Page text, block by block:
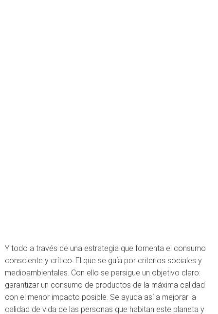
Y todo a través de una estrategia que fomenta el consumo
consciente y crítico. El que se guía por criterios sociales y
medioambientales. Con ello se persigue un objetivo claro:
garantizar un consumo de productos de la máxima calidad
con el menor impacto posible. Se ayuda así a mejorar la
calidad de vida de las personas que habitan este planeta y